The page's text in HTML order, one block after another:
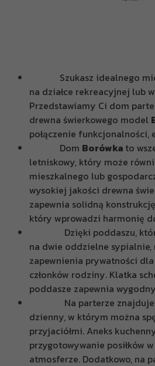
Szukasz idealnego
na działce rekreacyjnej lub
Przedstawiamy Ci dom
drewna świerkowego model
połączenie
Dom Borówka to
letniskowy, który może
mieszkalnego lub
wysokiej jakości drewna
zapewnia solidną
który wprowadzi harmonię
Dzięki poddaszu, które
na dwie oddzielne sypialnie,
zapewnienia prywatności
członków rodziny. Klatka
poddasze zapewnia
Na parterze znajduje
dzienny, w którym można
przyjaciółmi. Aneks
przygotowywanie posiłków
atmosferze. Dodatkowo, na